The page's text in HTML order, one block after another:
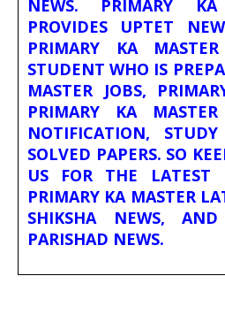
NEWS. PRIMARY
PROVIDES UPTET
PRIMARY KA
STUDENT WHO IS
MASTER JOBS,
PRIMARY KA
NOTIFICATION,
SOLVED PAPERS. SO
US FOR THE LATEST
PRIMARY KA MASTER
SHIKSHA NEWS,
PARISHAD NEWS.